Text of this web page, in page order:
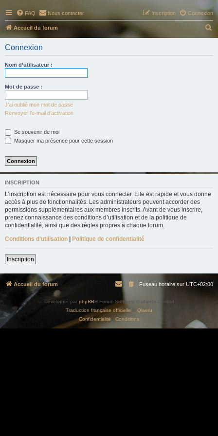
FAQ Nous contacter Connexion
Inscription
Accueil du forum
e
Connexion
Nom d’utilisateur :
Mot de passe :
J’ai oublié mon mot de passe
Renvoyer l’e-mail d’activation
Se souvenir de moi
Masquer ma présence pour cette session
INSCRIPTION
L’inscription est nécessaire pour vous connecter. Elle est rapide et vous donne
accès à plus de fonctionnalités. Les administrateurs peuvent accorder des
permissions supplémentaires aux membres inscrits. Avant de vous inscrire,
prenez connaissance des conditions d’utilisation et de la politique de
confidentialité, ainsi que des règles propres à chaque forum.
Conditions d’utilisation | Politique de confidentialité
Inscription
Accueil du forum Fuseau horaire sur UTC+02:00
Développé par phpBB® Forum Software © phpBB Limited
Traduction française officielle
Qiaeru
Confidentialité | Conditions